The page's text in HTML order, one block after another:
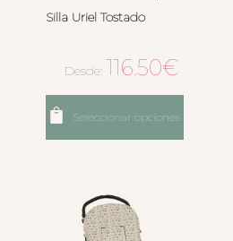
Silla Uriel Tostado
Desde: 116.50€
Seleccionar opciones